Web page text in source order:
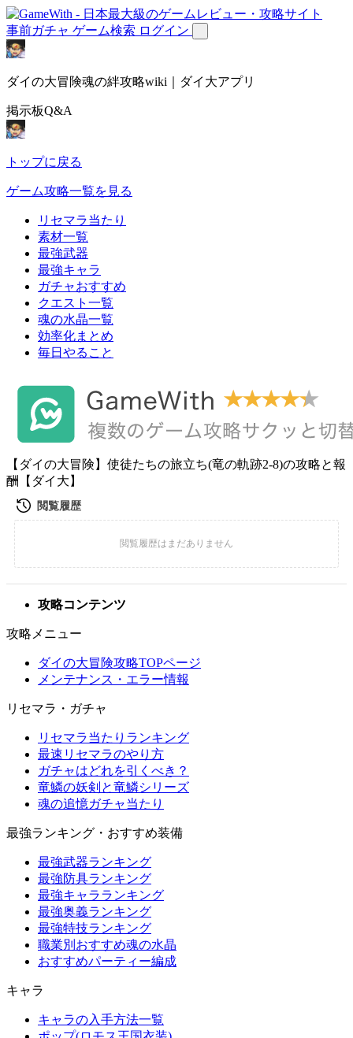
事前ガチャ ゲーム検索 ログイン
ダイの大冒険魂の絆攻略wiki｜ダイ大アプリ
掲示板Q&A
トップに戻る
ゲーム攻略一覧を見る
リセマラ当たり
素材一覧
最強武器
最強キャラ
ガチャおすすめ
クエスト一覧
魂の水晶一覧
効率化まとめ
毎日やること
【ダイの大冒険】使徒たちの旅立ち(竜の軌跡2-8)の攻略と報
酬【ダイ大】
攻略コンテンツ
攻略メニュー
ダイの大冒険攻略TOPページ
メンテナンス・エラー情報
リセマラ・ガチャ
リセマラ当たりランキング
最速リセマラのやり方
ガチャはどれを引くべき？
竜鱗の妖剣と竜鱗シリーズ
魂の追憶ガチャ当たり
最強ランキング・おすすめ装備
最強武器ランキング
最強防具ランキング
最強キャラランキング
最強奥義ランキング
最強特技ランキング
職業別おすすめ魂の水晶
おすすめパーティー編成
キャラ
キャラの入手方法一覧